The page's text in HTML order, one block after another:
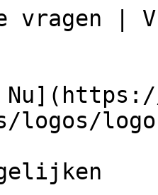
vragen |
logos/